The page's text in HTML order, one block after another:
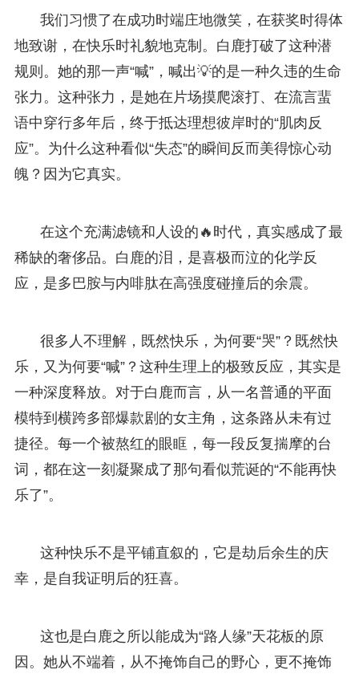
我们习惯了在成功时端庄地微笑，在获奖时得体
地致谢，在快乐时礼貌地克制。白鹿打破了这种潜
规则。她的那一声“喊”，喊出💡的是一种久违的生命
张力。这种张力，是她在片场摸爬滚打、在流言蜚
语中穿行多年后，终于抵达理想彼岸时的“肌肉反
应”。为什么这种看似“失态”的瞬间反而美得惊心动
魄？因为它真实。
在这个充满滤镜和人设的🔥时代，真实感成了最
稀缺的奢侈品。白鹿的泪，是喜极而泣的化学反
应，是多巴胺与内啡肽在高强度碰撞后的余震。
很多人不理解，既然快乐，为何要“哭”？既然快
乐，又为何要“喊”？这种生理上的极致反应，其实是
一种深度释放。对于白鹿而言，从一名普通的平面
模特到横跨多部爆款剧的女主角，这条路从未有过
捷径。每一个被熬红的眼眶，每一段反复揣摩的台
词，都在这一刻凝聚成了那句看似荒诞的“不能再快
乐了”。
这种快乐不是平铺直叙的，它是劫后余生的庆
幸，是自我证明后的狂喜。
这也是白鹿之所以能成为“路人缘”天花板的原
因。她从不端着，从不掩饰自己的野心，更不掩饰